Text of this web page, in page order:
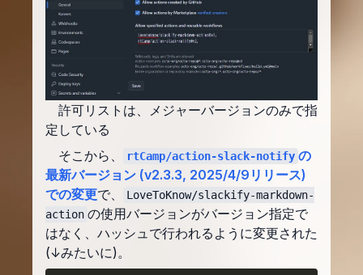
許可リストは、メジャーバージョンのみで指
定している
そこから、
rtCamp/action-slack-notify の
最新バージョン (v2.3.3, 2025/4/9リリース)
での変更で、
LoveToKnow/slackify-markdown-
action の使用バージョンがバージョン指定で
はなく、ハッシュで行われるように変更された
(↓みたいに)。